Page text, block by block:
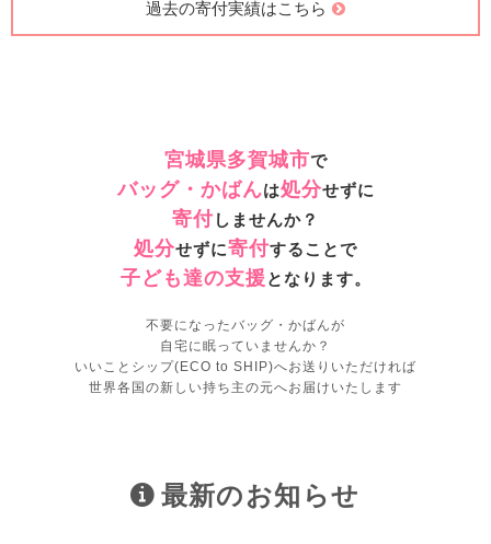
過去の寄付実績はこちら
宮城県多賀城市で
バッグ・かばんは処分せずに
寄付しませんか？
処分せずに寄付することで
子ども達の支援 となります。
不要になったバッグ・かばんが
自宅に眠っていませんか？
いいことシップ(ECO to SHIP)へお送りいただければ
世界各国の新しい持ち主の元へお届けいたします
最新のお知らせ